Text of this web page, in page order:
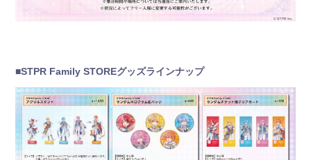
■STPR Family STOREグッズラインナップ